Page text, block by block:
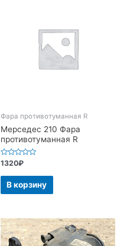
Фара противотуманная R
Мерседес 210 Фара
противотуманная R
Оценка
из
1320₽
В корзину